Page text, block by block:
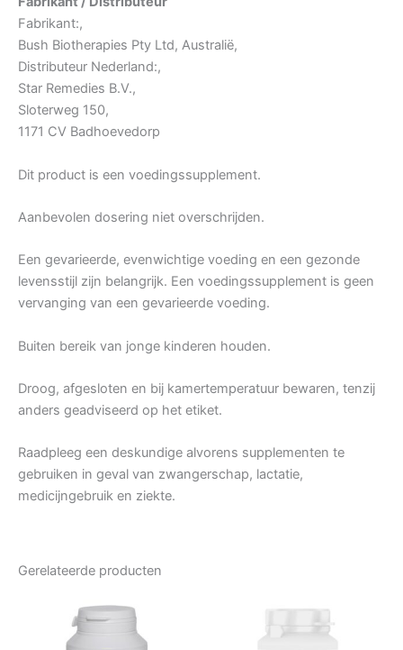
Fabrikant:,
Bush Biotherapies Pty Ltd, Australië,
Distributeur Nederland:,
Star Remedies B.V.,
Sloterweg 150,
1171 CV Badhoevedorp
Dit product is een voedingssupplement.
Aanbevolen dosering niet overschrijden.
Een gevarieerde, evenwichtige voeding en een gezonde
levensstijl zijn belangrijk. Een voedingssupplement is geen
vervanging van een gevarieerde voeding.
Buiten bereik van jonge kinderen houden.
Droog, afgesloten en bij kamertemperatuur bewaren, tenzij
anders geadviseerd op het etiket.
Raadpleeg een deskundige alvorens supplementen te
gebruiken in geval van zwangerschap, lactatie,
medicijngebruik en ziekte.
Gerelateerde producten